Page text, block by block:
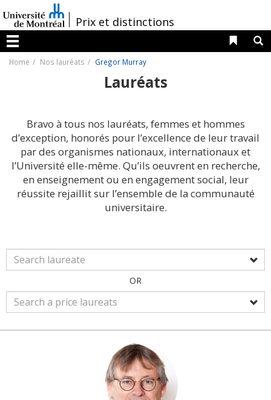
au
contenu
/Prix et distinctions
Menu
Liens
Home Nos lauréats Gregor Murray
Lauréats
Bravo à tous nos lauréats, femmes et hommes
d’exception, honorés pour l’excellence de leur travail
par des organismes nationaux, internationaux et
l’Université elle-même. Qu’ils oeuvrent en recherche,
en enseignement ou en engagement social, leur
réussite rejaillit sur l’ensemble de la communauté
universitaire.
OR